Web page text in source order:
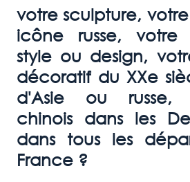
votre sculpture,
icône russe,
style ou design,
décoratif du XXe
d'Asie ou russe,
chinois dans les
dans tous les
France ?